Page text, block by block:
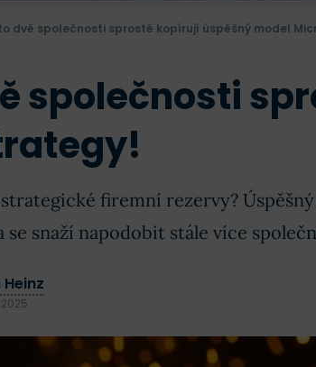
dvě společnosti sprostě kopírují úspěšný model
společnosti
firemní rezervy?
se snaží napodobit stále více